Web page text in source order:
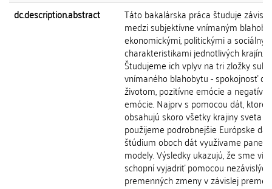
dc.description.abstract
Táto bakalárska práca študuje
medzi subjektívne vnímaným
ekonomickými, politickými a
charakteristikami jednotlivých krajín.
Študujeme ich vplyv na tri zložky
vnímaného blahobytu - spokojnosť do
životom, pozitívne emócie a negatívne
emócie. Najprv s pomocou dát, ktoré
obsahujú skoro všetky krajiny sveta
použijeme podrobnejšie Európske
štúdium oboch dát využívame
modely. Výsledky ukazujú, že sme viac
schopní vyjadriť pomocou nezávislých
premenných zmeny v závislej